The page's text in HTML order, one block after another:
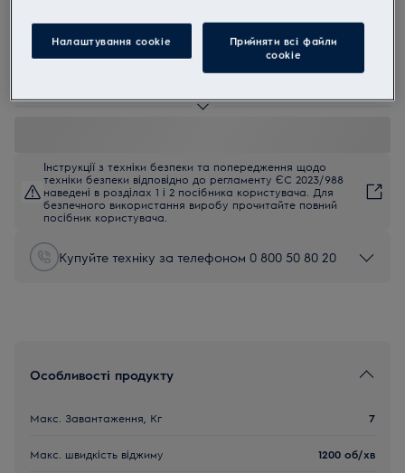
SensiCare.
Технологія SensiCare автоматично регулює час, витрати води та
Інструкції з техніки безпеки та попередження щодо
техніки безпеки відповідно до регламенту ЄС 2023/988
наведені в розділах 1 і 2 посібника користувача. Для
безпечного використання виробу прочитайте повний
посібник користувача.
Купуйте техніку за телефоном 0 800 50 80 20
Особливості продукту
Макс. Завантаження, Кг 7
Макс. швидкість віджиму 1200 об/хв
Налаштування cookie
Прийняти всі файли
сookie